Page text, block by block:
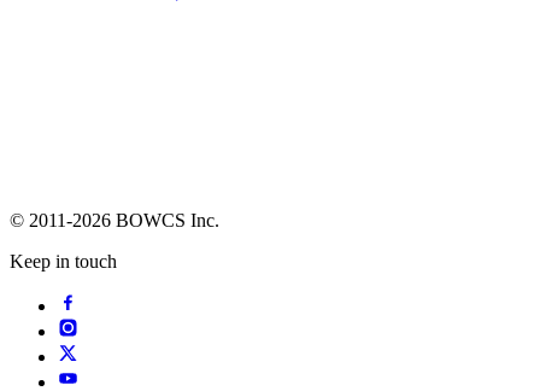
© 2011-2026 BOWCS Inc.
Keep in touch